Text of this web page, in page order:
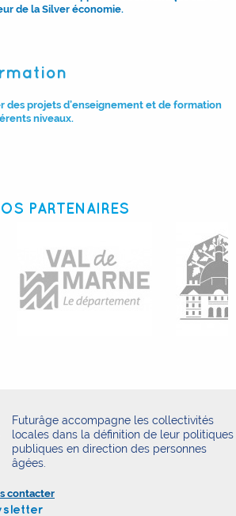
de la Silver économie.
des projets d’enseignement et de formation
niveaux.
PARTENAIRES
Futurâge accompagne les collectivités
locales dans la définition de leur politiques
publiques en direction des personnes
âgées.
contacter